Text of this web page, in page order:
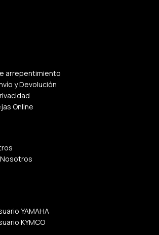
arrepentimiento
y Devolución
Online
YAMAHA
KYMCO